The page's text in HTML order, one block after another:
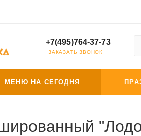
+7(495)764-37-73
ЗАКАЗАТЬ ЗВОНОК
МЕНЮ НА СЕГОДНЯ